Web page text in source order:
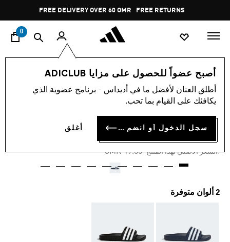
Pause
promotion
rotation
FREE DELIVERY OVER 60 OMR FREE RETURNS
0
أصبح عضواً للحصول على مزايا ADICLUB
أطلق العنان لأفضل ما في أديداس - برنامج عضوية الذي
يكافئك على القيام بما تحب.
سجل الدخول أو انضم الآن أغلق
الأطفال أحذية
-30%
شبشب ADILETTE
OMR 12.36
:السعر الأصلي لهذا المنتج Price reduced from
OMR 19.00
to
2 ألوان متوفرة